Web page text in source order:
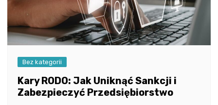
Bez kategorii
Kary RODO: Jak Uniknąć Sankcji i
Zabezpieczyć Przedsiębiorstwo